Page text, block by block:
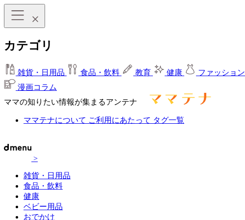
カテゴリ
雑貨・日用品 食品・飲料 教育 健康 ファッション
漫画コラム
ママの知りたい情報が集まるアンテナ
ママテナについて ご利用にあたって タグ一覧
>
雑貨・日用品
食品・飲料
健康
ベビー用品
おでかけ